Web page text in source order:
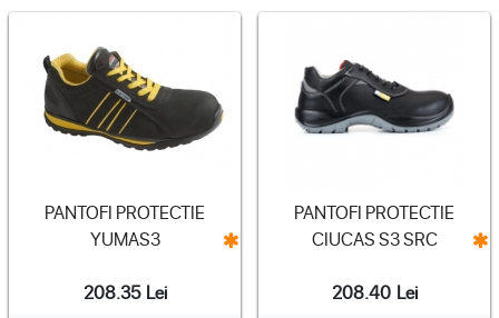
PANTOFI PROTECTIE
YUMAS3
208.35 Lei
PANTOFI PROTECTIE
CIUCAS S3 SRC
208.40 Lei